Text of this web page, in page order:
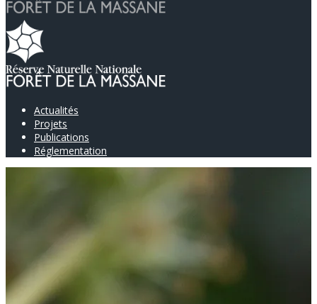
Actualités
Projets
Publications
Réglementation